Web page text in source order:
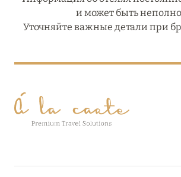
и может быть
Уточняйте важные детали при